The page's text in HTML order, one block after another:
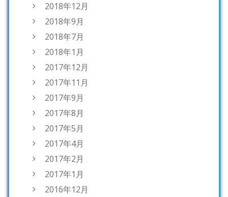
2018年12月
2018年9月
2018年7月
2018年1月
2017年12月
2017年11月
2017年9月
2017年8月
2017年5月
2017年4月
2017年2月
2017年1月
2016年12月